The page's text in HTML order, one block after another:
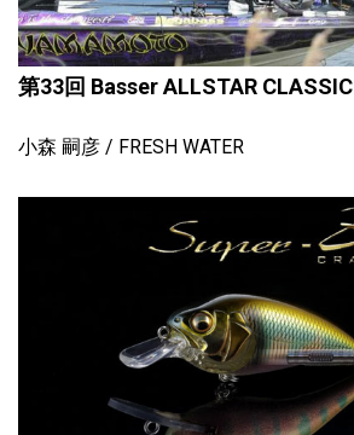
第33回 Basser ALLSTAR CLASSIC
小森 嗣彦 FRESH WATER